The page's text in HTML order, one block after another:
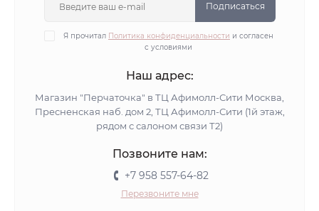
Подписаться
Я прочитал Политика конфиденциальности и согласен
с условиями
Наш адрес:
Магазин "Перчаточка" в ТЦ Афимолл-Сити Москва,
Пресненская наб. дом 2, ТЦ Афимолл-Сити (1й этаж,
рядом с салоном связи Т2)
Позвоните нам:
+7 958 557-64-82
Перезвоните мне